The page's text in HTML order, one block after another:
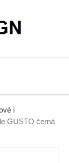
i
GUSTO černá